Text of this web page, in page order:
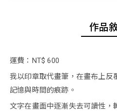
作品
運費：NT$ 600
我以印章取代畫筆，在畫布上反
記憶與時間的痕跡。
文字在畫面中逐漸失去可讀性，